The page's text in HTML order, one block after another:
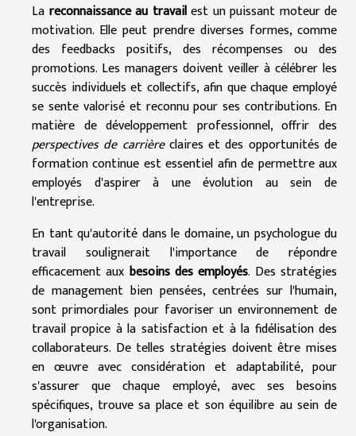
La reconnaissance au travailest un puissant moteur de
motivation. Elle peut prendre diverses formes, comme
des feedbacks positifs, des récompenses ou des
promotions. Les managers doivent veiller à célébrer les
succès individuels et collectifs, afin que chaque employé
se sente valorisé et reconnu pour ses contributions. En
matière de développement professionnel, offrir des
perspectives de carrièreclaires et des opportunités de
formation continue est essentiel afin de permettre aux
employés d'aspirer à une évolution au sein de
l'entreprise.
En tant qu'autorité dans le domaine, un psychologue du
travail soulignerait l'importance de répondre
efficacement aux besoins des employés. Des stratégies
de management bien pensées, centrées sur l'humain,
sont primordiales pour favoriser un environnement de
travail propice à la satisfaction et à la fidélisation des
collaborateurs. De telles stratégies doivent être mises
en œuvre avec considération et adaptabilité, pour
s'assurer que chaque employé, avec ses besoins
spécifiques, trouve sa place et son équilibre au sein de
l'organisation.